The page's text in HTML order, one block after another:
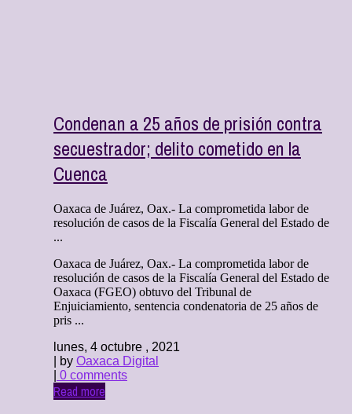
Condenan a 25 años de prisión contra
secuestrador; delito cometido en la
Cuenca
Oaxaca de Juárez, Oax.- La comprometida labor de
resolución de casos de la Fiscalía General del Estado de
...
Oaxaca de Juárez, Oax.- La comprometida labor de
resolución de casos de la Fiscalía General del Estado de
Oaxaca (FGEO) obtuvo del Tribunal de
Enjuiciamiento, sentencia condenatoria de 25 años de
pris ...
lunes, 4 octubre , 2021
| by Oaxaca Digital
0 comments
Read more